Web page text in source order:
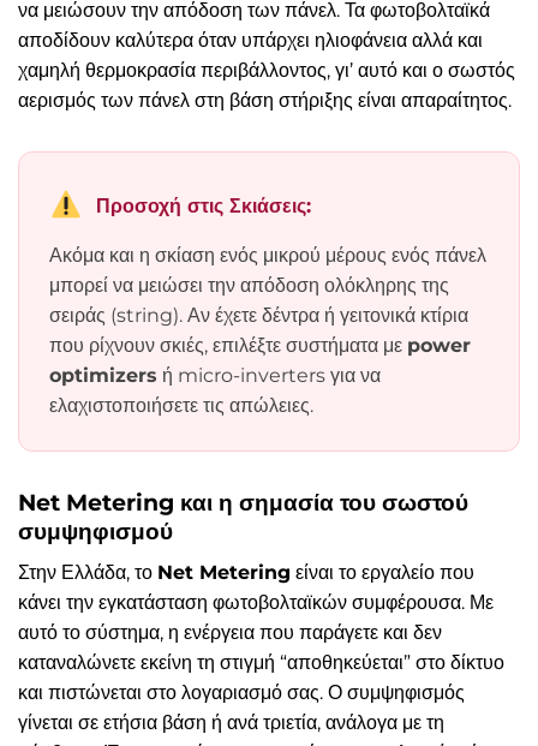
να μειώσουν την απόδοση των πάνελ. Τα φωτοβολταϊκά
αποδίδουν καλύτερα όταν υπάρχει ηλιοφάνεια αλλά και
χαμηλή θερμοκρασία περιβάλλοντος, γι’ αυτό και ο σωστός
αερισμός των πάνελ στη βάση στήριξης είναι απαραίτητος.
Προσοχή στις Σκιάσεις:
Ακόμα και η σκίαση ενός μικρού μέρους ενός πάνελ
μπορεί να μειώσει την απόδοση ολόκληρης της
σειράς (string). Αν έχετε δέντρα ή γειτονικά κτίρια
που ρίχνουν σκιές, επιλέξτε συστήματα με power
optimizers ή micro-inverters για να
ελαχιστοποιήσετε τις απώλειες.
Net Metering και η σημασία του σωστού
συμψηφισμού
Στην Ελλάδα, το Net Metering είναι το εργαλείο που
κάνει την εγκατάσταση φωτοβολταϊκών συμφέρουσα. Με
αυτό το σύστημα, η ενέργεια που παράγετε και δεν
καταναλώνετε εκείνη τη στιγμή “αποθηκεύεται” στο δίκτυο
και πιστώνεται στο λογαριασμό σας. Ο συμψηφισμός
γίνεται σε ετήσια βάση ή ανά τριετία, ανάλογα με τη